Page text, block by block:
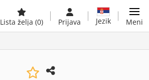
Lista želja (0) Prijava Jezik Meni